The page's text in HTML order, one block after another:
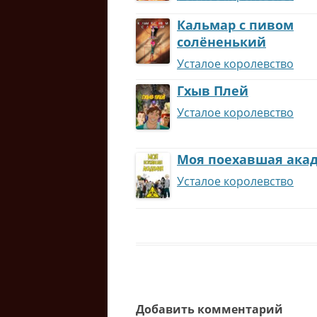
Кальмар с пивом
солёненький
Усталое королевство
Гхыв Плей
Усталое королевство
Моя поехавшая
Усталое королевство
Добавить комментарий